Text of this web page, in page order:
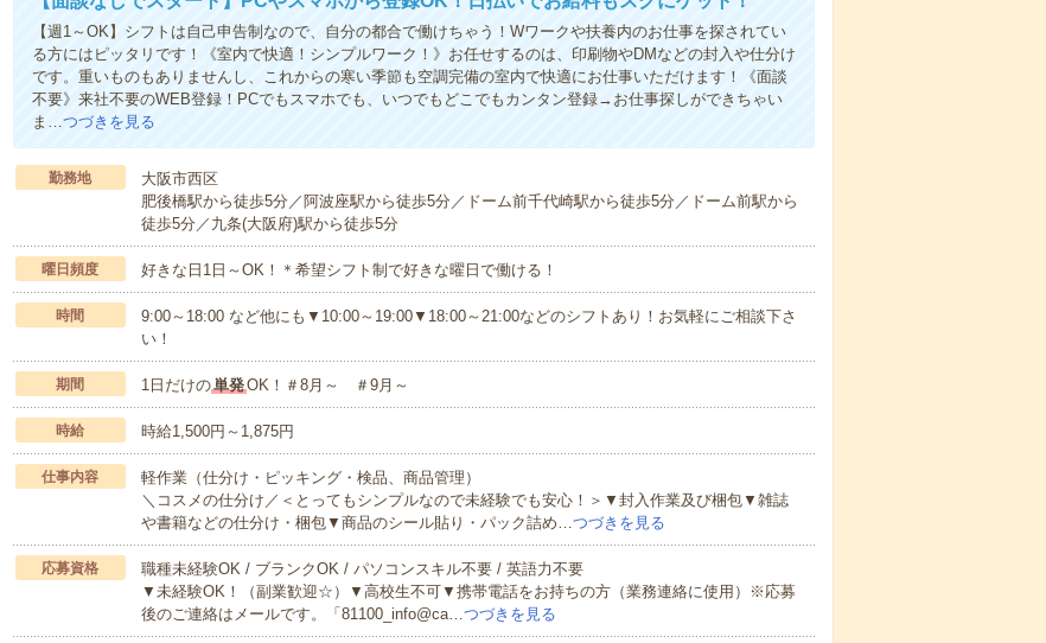
【週1～OK】シフトは自己申告制なので、自分の都合で働けちゃう！Wワークや扶養内のお仕事を探されてい
る方にはピッタリです！《室内で快適！シンプルワーク！》お任せするのは、印刷物やDMなどの封入や仕分け
です。重いものもありませんし、これからの寒い季節も空調完備の室内で快適にお仕事いただけます！《面談
不要》来社不要のWEB登録！PCでもスマホでも、いつでもどこでもカンタン登録→お仕事探しができちゃい
ま…つづきを見る
勤務地
大阪市西区
肥後橋駅から徒歩5分／阿波座駅から徒歩5分／ドーム前千代崎駅から徒歩5分／ドーム前駅から
徒歩5分／九条(大阪府)駅から徒歩5分
曜日頻度 好きな日1日～OK！＊希望シフト制で好きな曜日で働ける！
時間
9:00～18:00 など他にも▼10:00～19:00▼18:00～21:00などのシフトあり！お気軽にご相談下さ
い！
期間 1日だけの単発OK！＃8月～ ＃9月～
時給 時給1,500円～1,875円
仕事内容
軽作業（仕分け・ピッキング・検品、商品管理）
＼コスメの仕分け／＜とってもシンプルなので未経験でも安心！＞▼封入作業及び梱包▼雑誌
や書籍などの仕分け・梱包▼商品のシール貼り・パック詰め…つづきを見る
応募資格
職種未経験OK / ブランクOK / パソコンスキル不要 / 英語力不要
▼未経験OK！（副業歓迎☆）▼高校生不可▼携帯電話をお持ちの方（業務連絡に使用）※応募
後のご連絡はメールです。「81100_info@ca…つづきを見る